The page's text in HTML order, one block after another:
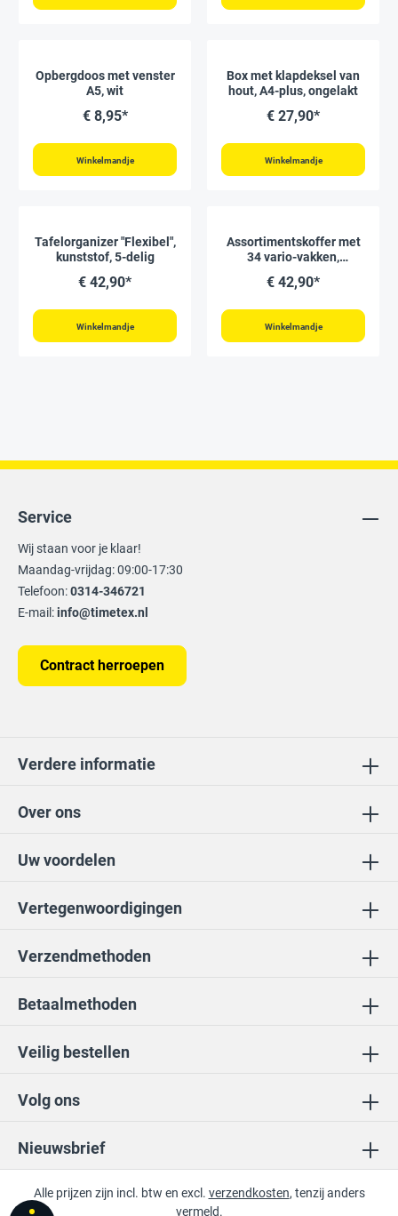
Opbergdoos met venster
A5, wit
€ 8,95*
Winkelmandje
Box met klapdeksel van
hout, A4-plus, ongelakt
€ 27,90*
Winkelmandje
Tafelorganizer "Flexibel",
kunststof, 5-delig
€ 42,90*
Winkelmandje
Assortimentskoffer met
34 vario-vakken,
€ 42,90*
Winkelmandje
Volg ons
Uw voordelen
Vertegenwoordigingen
Veilig bestellen
Over ons
Nieuwsbrief
Service
Wij staan voor je klaar!
Maandag-vrijdag: 09:00-17:30
Telefoon:0314-346721
E-mail:info@timetex.nl
Contract herroepen
Verdere informatie
Betaalmethoden
Verzendmethoden
Alle prijzen zijn incl. btw en excl. verzendkosten, tenzij anders
vermeld.